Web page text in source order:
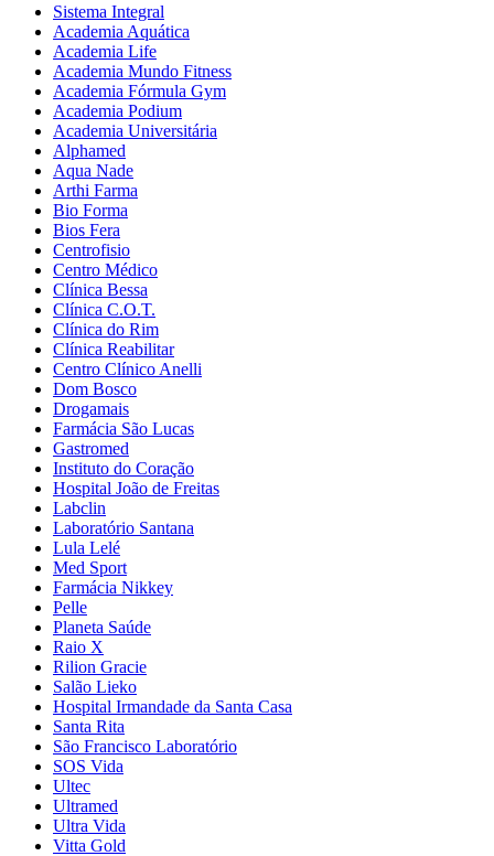
Sistema Integral
Academia Aquática
Academia Life
Academia Mundo Fitness
Academia Fórmula Gym
Academia Podium
Academia Universitária
Alphamed
Aqua Nade
Arthi Farma
Bio Forma
Bios Fera
Centrofisio
Centro Médico
Clínica Bessa
Clínica C.O.T.
Clínica do Rim
Clínica Reabilitar
Centro Clínico Anelli
Dom Bosco
Drogamais
Farmácia São Lucas
Gastromed
Instituto do Coração
Hospital João de Freitas
Labclin
Laboratório Santana
Lula Lelé
Med Sport
Farmácia Nikkey
Pelle
Planeta Saúde
Raio X
Rilion Gracie
Salão Lieko
Hospital Irmandade da Santa Casa
Santa Rita
São Francisco Laboratório
SOS Vida
Ultec
Ultramed
Ultra Vida
Vitta Gold